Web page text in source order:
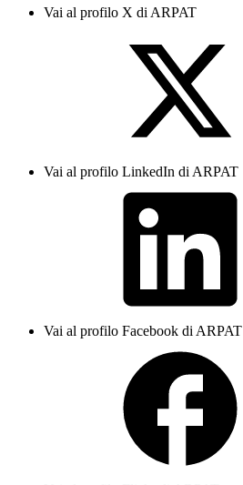
Vai al profilo X di ARPAT
Vai al profilo LinkedIn di ARPAT
Vai al profilo Facebook di ARPAT